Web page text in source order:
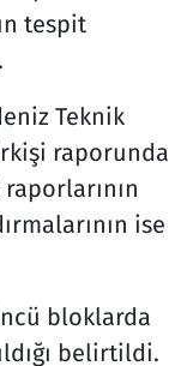
tespit
Teknik
raporunda
ise
bloklarda
belirtildi.